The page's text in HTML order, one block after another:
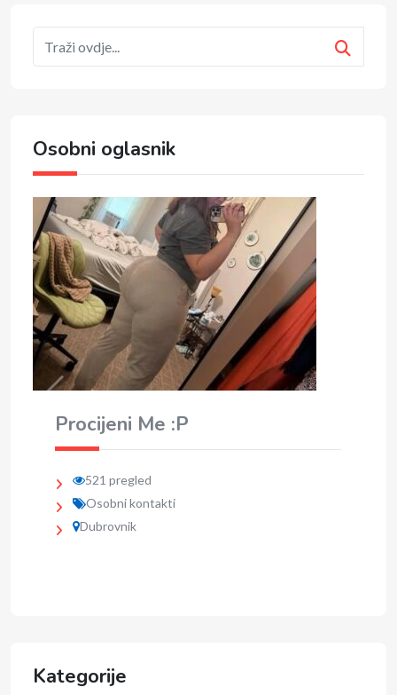
Osobni oglasnik
Procijeni Me :P
521 pregled
Osobni kontakti
Dubrovnik
Kategorije